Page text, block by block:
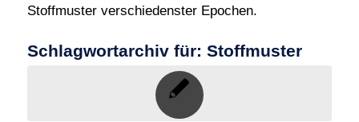
Stoffmuster verschiedenster Epochen.
Schlagwortarchiv für: Stoffmuster